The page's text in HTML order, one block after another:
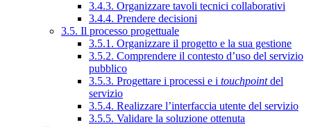
3.4.3. Organizzare tavoli tecnici collaborativi
3.4.4. Prendere decisioni
3.5. Il processo progettuale
3.5.1. Organizzare il progetto e la sua gestione
3.5.2. Comprendere il contesto d’uso del servizio
pubblico
3.5.3. Progettare i processi e i touchpointdel
servizio
3.5.4. Realizzare l’interfaccia utente del servizio
3.5.5. Validare la soluzione ottenuta